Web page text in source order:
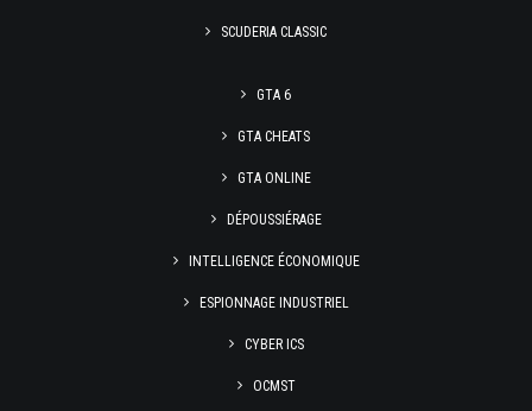
SCUDERIA CLASSIC
GTA 6
GTA CHEATS
GTA ONLINE
DÉPOUSSIÉRAGE
INTELLIGENCE ÉCONOMIQUE
ESPIONNAGE INDUSTRIEL
CYBER ICS
OCMST